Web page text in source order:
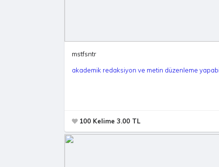
mstfsntr
akademik redaksiyon ve metin düzenleme
100 Kelime 3.00 TL